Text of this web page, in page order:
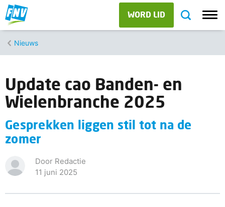
WORD LID
Nieuws
Update cao Banden- en
Wielenbranche 2025
Gesprekken liggen stil tot na de
zomer
Door Redactie
11 juni 2025